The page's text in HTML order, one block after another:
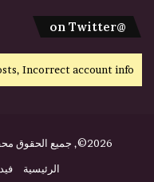
@on Twitter
Incorrect account info.
2026©, جميع الحقوق محفوظة |
الرئيسية